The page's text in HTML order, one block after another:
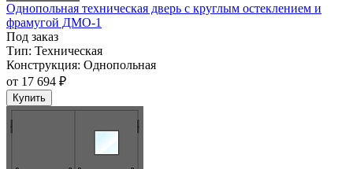
Однопольная техническая дверь с круглым остеклением и
фрамугой ДМО-1
Под заказ
Тип: Техническая
Конструкция: Однопольная
от 17 694 ₽
Купить